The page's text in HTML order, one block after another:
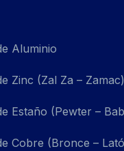
Aluminio
Zinc (Zal Za – Zamac)
Estaño (Pewter –
Cobre (Bronce –